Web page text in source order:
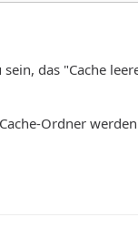
das "Cache
Ordner